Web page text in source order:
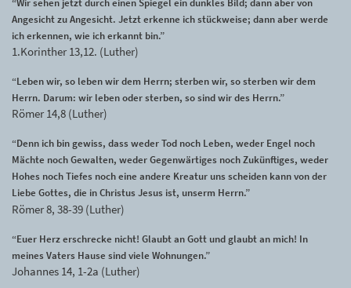
Angesicht zu Angesicht. Jetzt erkenne ich stückweise; dann aber werde
ich erkennen, wie ich erkannt bin.”
1.Korinther 13,12. (Luther)
“Leben wir, so leben wir dem Herrn; sterben wir, so sterben wir dem
Herrn. Darum: wir leben oder sterben, so sind wir des Herrn.”
Römer 14,8 (Luther)
“Denn ich bin gewiss, dass weder Tod noch Leben, weder Engel noch
Mächte noch Gewalten, weder Gegenwärtiges noch Zukünftiges, weder
Hohes noch Tiefes noch eine andere Kreatur uns scheiden kann von der
Liebe Gottes, die in Christus Jesus ist, unserm Herrn.”
Römer 8, 38-39 (Luther)
“Euer Herz erschrecke nicht! Glaubt an Gott und glaubt an mich! In
meines Vaters Hause sind viele Wohnungen.”
Johannes 14, 1-2a (Luther)